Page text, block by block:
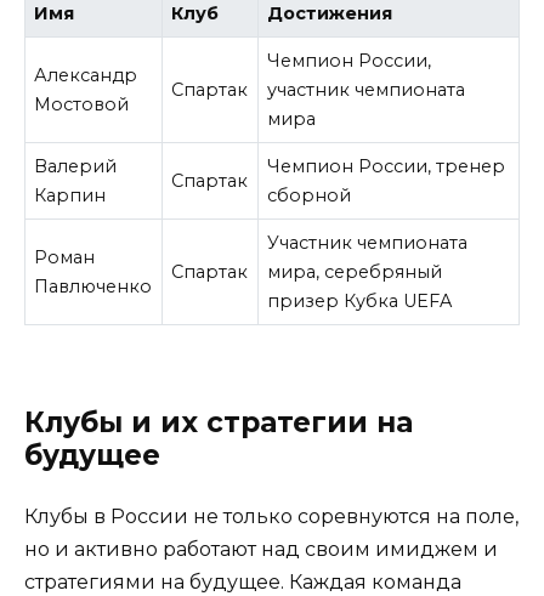
Имя Клуб Достижения
Александр
Мостовой
Спартак
Чемпион России,
участник чемпионата
мира
Валерий
Карпин
Спартак
Чемпион России, тренер
сборной
Роман
Павлюченко
Спартак
Участник чемпионата
мира, серебряный
призер Кубка UEFA
Клубы и их стратегии на
будущее
Клубы в России не только соревнуются на поле,
но и активно работают над своим имиджем и
стратегиями на будущее. Каждая команда